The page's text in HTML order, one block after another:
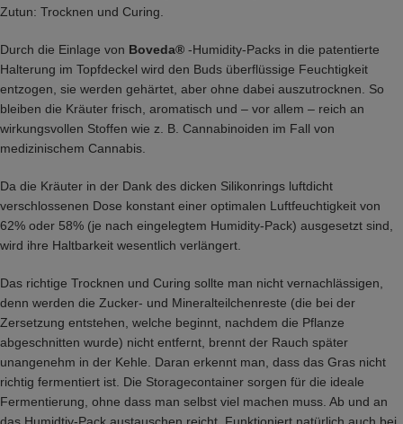
Zutun: Trocknen und Curing.
Durch die Einlage von Boveda® -Humidity-Packs in die patentierte
Halterung im Topfdeckel wird den Buds überflüssige Feuchtigkeit
entzogen, sie werden gehärtet, aber ohne dabei auszutrocknen. So
bleiben die Kräuter frisch, aromatisch und – vor allem – reich an
wirkungsvollen Stoffen wie z. B. Cannabinoiden im Fall von
medizinischem Cannabis.
Da die Kräuter in der Dank des dicken Silikonrings luftdicht
verschlossenen Dose konstant einer optimalen Luftfeuchtigkeit von
62% oder 58% (je nach eingelegtem Humidity-Pack) ausgesetzt sind,
wird ihre Haltbarkeit wesentlich verlängert.
Das richtige Trocknen und Curing sollte man nicht vernachlässigen,
denn werden die Zucker- und Mineralteilchenreste (die bei der
Zersetzung entstehen, welche beginnt, nachdem die Pflanze
abgeschnitten wurde) nicht entfernt, brennt der Rauch später
unangenehm in der Kehle. Daran erkennt man, dass das Gras nicht
richtig fermentiert ist. Die Storagecontainer sorgen für die ideale
Fermentierung, ohne dass man selbst viel machen muss. Ab und an